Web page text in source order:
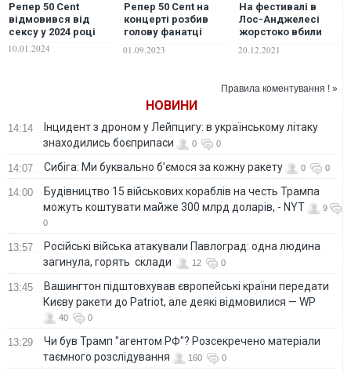
Репер 50 Cent
відмовився від
сексу у 2024 році
10.01.2024
Репер 50 Cent на
концерті розбив
голову фанатці
мікрофоном: що
його так розлютило.
01.09.2023
На фестивалі в
Лос-Анджелесі
жорстоко вбили
репера Drakeo the
Ruler
20.12.2021
Правила коментування ! »
НОВИНИ
14:14
Інцидент з дроном у Лейпцигу: в українському літаку
знаходились боєприпаси
0 0
14:07 Сибіга: Ми буквально б’ємося за кожну ракету 0 0
14:00
Будівництво 15 військових кораблів на честь Трампа
можуть коштувати майже 300 млрд доларів, - NYT
9
0
13:57
Російські війська атакували Павлоград: одна людина
загинула, горять склади
12 0
13:45
Вашингтон підштовхував європейські країни передати
Києву ракети до Patriot, але деякі відмовилися — WP
40 0
13:29
Чи був Трамп "агентом РФ"? Розсекречено матеріали
таємного розслідування
160 0